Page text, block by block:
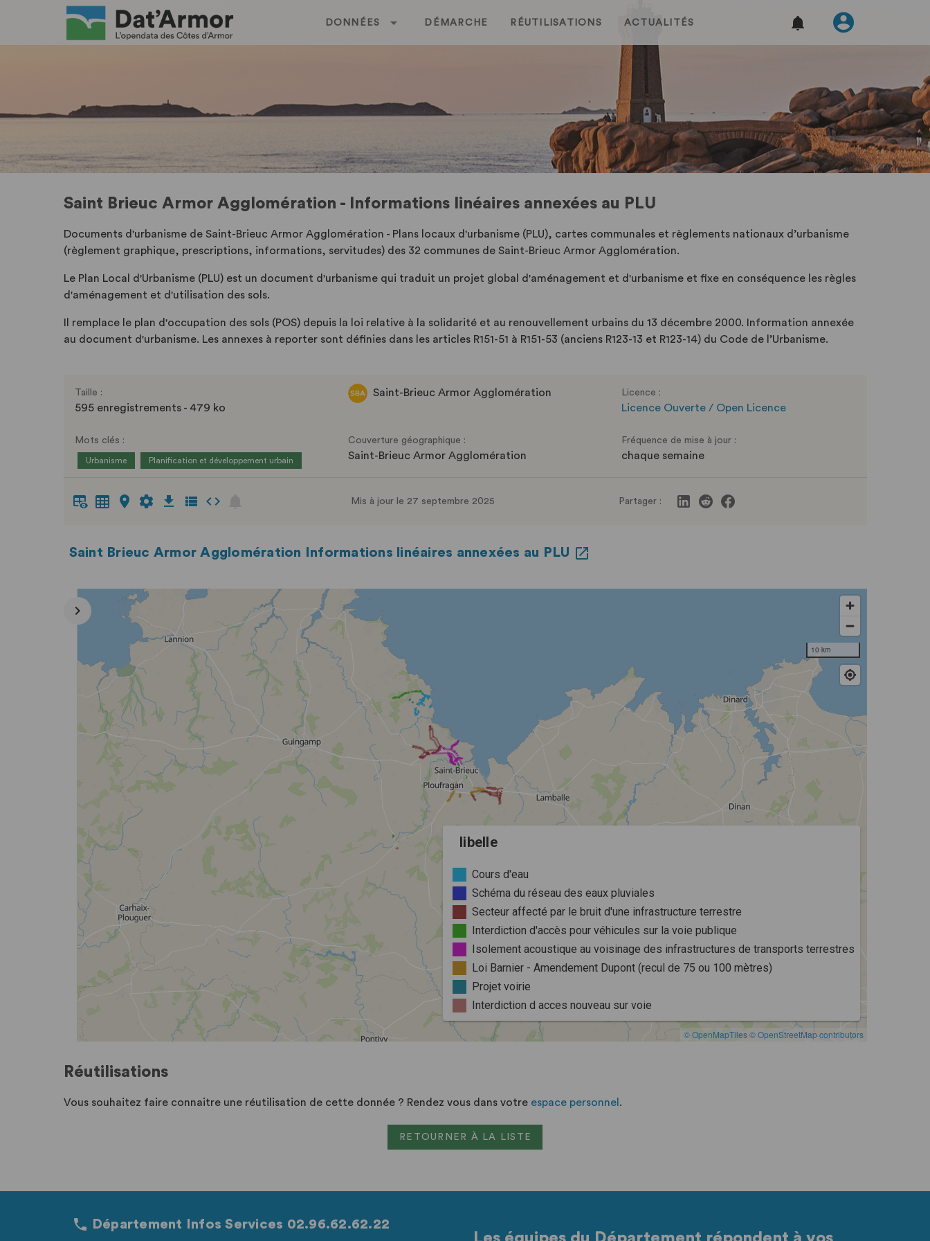
DONNÉES DÉMARCHE RÉUTILISATIONS ACTUALITÉS
Saint Brieuc Armor Agglomération - Informations linéaires annexées au PLU
Documents d'urbanisme de Saint-Brieuc Armor Agglomération - Plans locaux d'urbanisme (PLU), cartes communales et règlements nationaux d’urbanisme
(règlement graphique, prescriptions, informations, servitudes) des 32 communes de Saint-Brieuc Armor Agglomération.
Le Plan Local d'Urbanisme (PLU) est un document d'urbanisme qui traduit un projet global d'aménagement et d'urbanisme et fixe en conséquence les règles
d'aménagement et d'utilisation des sols.
Il remplace le plan d'occupation des sols (POS) depuis la loi relative à la solidarité et au renouvellement urbains du 13 décembre 2000. Information annexée
au document d'urbanisme. Les annexes à reporter sont définies dans les articles R151-51 à R151-53 (anciens R123-13 et R123-14) du Code de l’Urbanisme.
Taille :
595 enregistrements - 479 ko
Saint-Brieuc Armor Agglomération Licence :
Licence Ouverte / Open Licence
Mots clés :
Urbanisme Planification et développement urbain
Couverture géographique :
Saint-Brieuc Armor Agglomération
Fréquence de mise à jour :
chaque semaine
Mis à jour le 27 septembre 2025 Partager :
Saint Brieuc Armor Agglomération Informations linéaires annexées au PLU
Réutilisations
Vous souhaitez faire connaitre une réutilisation de cette donnée ? Rendez vous dans votre espace personnel .
RETOURNER À LA LISTE
Département Infos Services 02.96.62.62.22